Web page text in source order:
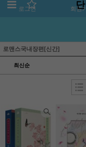
로그인 회원
로맨스국내장편[신간]
최신순